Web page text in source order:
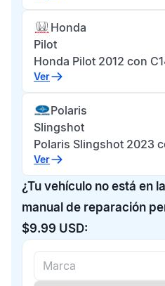
Honda
Pilot
Honda Pilot 2012 con
Ver
Polaris
Slingshot
Polaris Slingshot 2023
Ver
¿Tu vehículo no está en
manual de reparación
$9.99 USD: